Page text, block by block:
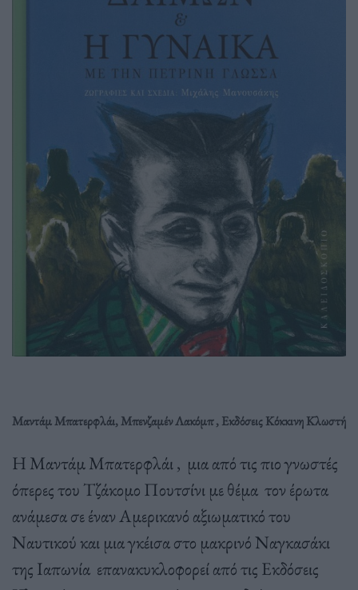
Μαντάμ Μπατερφλάι, Μπενζαμέν Λακόμπ , Εκδόσεις Κόκκινη Κλωστή
Η Μαντάμ Μπατερφλάι , μια από τις πιο γνωστές
όπερες του Τζάκομο Πουτσίνι με θέμα τον έρωτα
ανάμεσα σε έναν Αμερικανό αξιωματικό του
Ναυτικού και μια γκέισα στο μακρινό Ναγκασάκι
της Ιαπωνία επανακυκλοφορεί από τις Εκδόσεις